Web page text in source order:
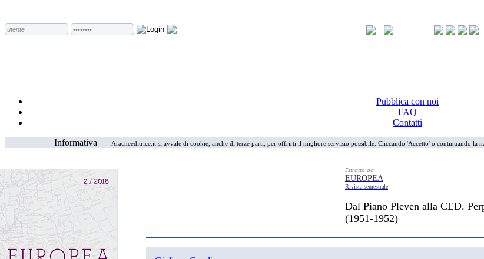
Pubblica con noi
FAQ
Contatti
Informativa
Aracneeditrice.it si avvale di cookie, anche di terze parti, per offrirti il migliore servizio possibile. Cliccando 'Accetto' o continuando la
Estratto da
EUROPEA
Rivista semestrale
Dal Piano Pleven alla CED.
(1951-1952)